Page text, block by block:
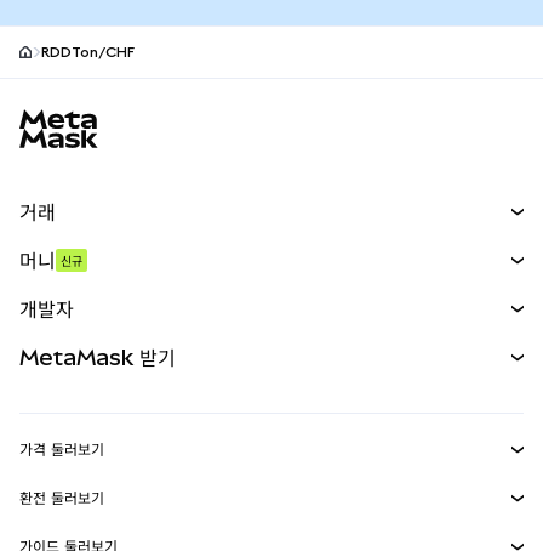
RDDTon/CHF
거래
무기한 선물
실물자산
머니 신규
개발자
MetaMask Connect
MetaMask 받기
가격 둘러보기
이더리움 가격
솔라나 가격
환전 둘러보기
가이드 둘러보기